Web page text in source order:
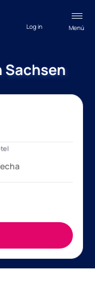
Menú
Log in
Sachsen